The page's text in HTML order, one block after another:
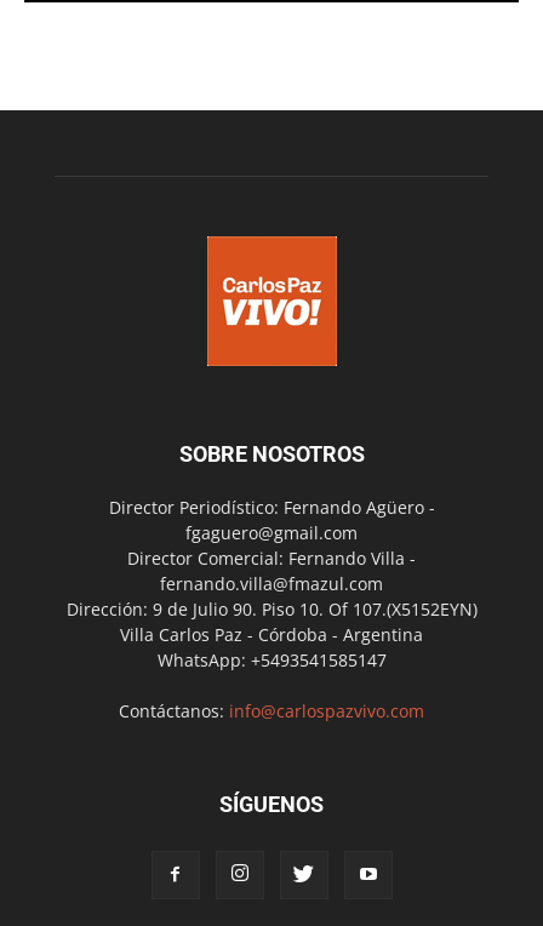
SOBRE NOSOTROS
Director Periodístico: Fernando Agüero -
fgaguero@gmail.com
Director Comercial: Fernando Villa -
fernando.villa@fmazul.com
Dirección: 9 de Julio 90. Piso 10. Of 107.(X5152EYN)
Villa Carlos Paz - Córdoba - Argentina
WhatsApp: +5493541585147
Contáctanos: info@carlospazvivo.com
SÍGUENOS